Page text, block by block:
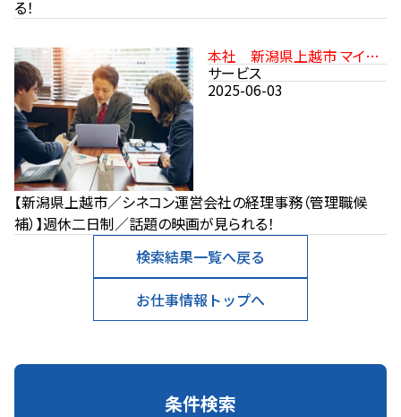
条件検索
る！
本社 新潟県上越市 マイカ
ー通勤可 駐車場あり
サービス
2025-06-03
【新潟県上越市／シネコン運営会社の経理事務（管理職候
補）】週休二日制／話題の映画が見られる！
検索結果一覧へ戻る
お仕事情報トップへ